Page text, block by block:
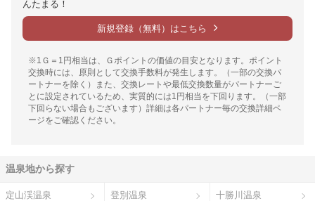
んたまる！
新規登録（無料）はこちら
※1Ｇ＝1円相当は、Ｇポイントの価値の目安となります。ポイント
交換時には、原則として交換手数料が発生します。（一部の交換パ
ートナーを除く）また、交換レートや最低交換数量がパートナーご
とに設定されているため、実質的には1円相当を下回ります。（一部
下回らない場合もございます）詳細は各パートナー毎の交換詳細ペ
ージをご確認ください。
温泉地から探す
定山渓温泉 登別温泉 十勝川温泉